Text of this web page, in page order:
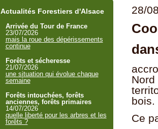
28/
bois.
Ce
Actualités Forestiers d'Alsace
Arrivée du Tour de France
23/07/2026
mais la roue des dépérissements
continue
Forêts et sécheresse
21/07/2026
une situation qui évolue chaque
semaine
Forêts intouchées, forêts
anciennes, forêts primaires
14/07/2026
quelle liberté pour les arbres et les
forêts ?